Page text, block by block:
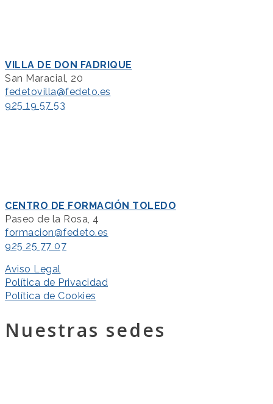
VILLA DE DON FADRIQUE
San Maracial, 20
fedetovilla@fedeto.es
925 19 57 53
CENTRO DE FORMACIÓN TOLEDO
Paseo de la Rosa, 4
formacion@fedeto.es
925 25 77 07
Aviso Legal
Política de Privacidad
Política de Cookies
Nuestras sedes